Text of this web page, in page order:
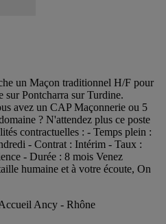
un Maçon traditionnel H/F pour
sur Pontcharra sur Turdine.
avez un CAP Maçonnerie ou 5
? N'attendez plus ce poste
contractuelles : - Temps plein :
- Contrat : Intérim - Taux :
- Durée : 8 mois Venez
humaine et à votre écoute, On
Ancy - Rhône